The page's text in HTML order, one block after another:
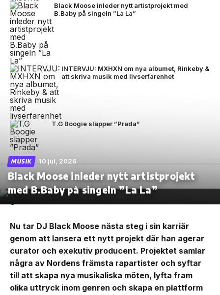
Black Moose inleder nytt artistprojekt med
B.Baby på singeln ”La La”
INTERVJU: MXHXN om nya albumet, Rinkeby &
att skriva musik med livserfarenhet
T.G Boogie släpper ”Prada”
MUSIK 10 jul, 2026
Black Moose inleder nytt artistprojekt
med B.Baby på singeln ”La La”
Nu tar DJ Black Moose nästa steg i sin karriär
genom att lansera ett nytt projekt där han agerar
curator och exekutiv producent. Projektet samlar
några av Nordens främsta rapartister och syftar
till att skapa nya musikaliska möten, lyfta fram
olika uttryck inom genren och skapa en plattform